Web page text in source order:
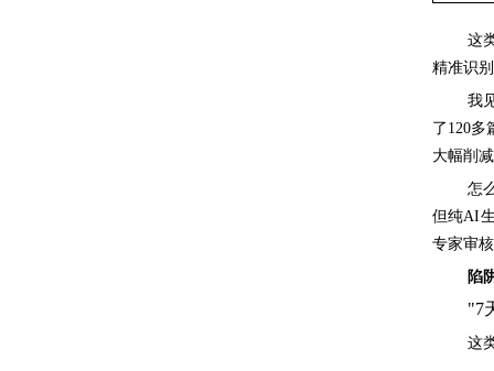
这
精准识
我
了120多
大幅削
怎
但纯AI
专家审
陷
"7
这